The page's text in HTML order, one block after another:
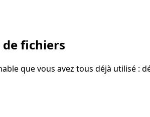
fichiers
que vous avez tous déjà utilisé :